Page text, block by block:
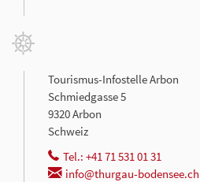
Tourismus-Infostelle Arbon
Schmiedgasse 5
9320 Arbon
Schweiz
Tel.: +41 71 531 01 31
info@thurgau-bodensee.ch